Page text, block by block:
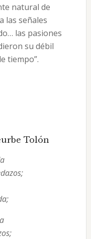
natural de
las señales
las pasiones
su débil
tiempo”.
Tolón